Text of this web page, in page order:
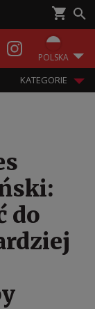
POLSKA
KATEGORIE
do